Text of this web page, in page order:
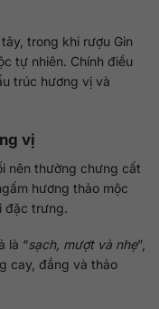
trong khi rượu Gin
tự nhiên. Chính điều
trúc hương vị và
vị
nên thường chưng cất
hương thảo mộc
đặc trưng.
là “sạch, mượt và nhẹ”,
cay, đắng và thảo